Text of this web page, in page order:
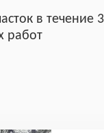
в течение
работ